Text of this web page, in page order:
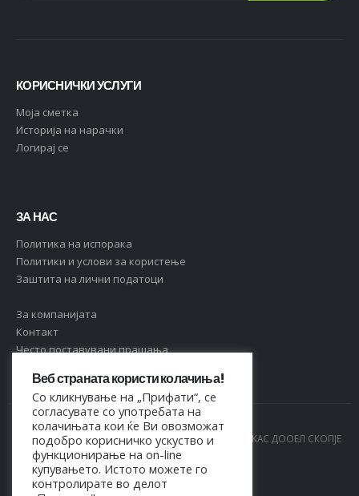
КОРИСНИЧКИ УСЛУГИ
Moja сметка
Историја на нарачки
Логирај се
ЗА НАС
Политика на испорака
Политики и услови за користење
Заштита на лични податоци
За компанијата
Контакт
Често поставувани прашања
© Copyright 2021. Сите права се задржани од МАРКАС ДООЕЛ СКОПЈЕ
- 4044021518150
Веб страната користи колачиња!
Со кликнување на „Прифати“, се
согласувате со употребата на
колачињата кои ќе Ви овозможат
подобро корисничко ускуство и
функционирање на on-line
купувањето. Истото можете го
контролирате во делот